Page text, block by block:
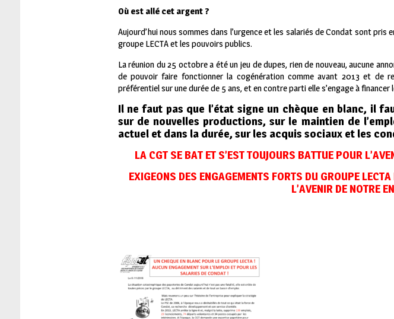
Où est allé cet argent ?
Aujourd’hui nous sommes dans l’urgence et les salariés de Condat sont pris
groupe LECTA et les pouvoirs publics.
La réunion du 25 octobre a été un jeu de dupes, rien de nouveau, aucune
de pouvoir faire fonctionner la cogénération comme avant 2013 et de
préférentiel sur une durée de 5 ans, et en contre parti elle s’engage à financer
Il ne faut pas que l’état signe un chèque en blanc, il
sur de nouvelles productions, sur le maintien de
actuel et dans la durée, sur les acquis sociaux et les
LA CGT SE BAT ET S’EST TOUJOURS BATTUE POUR
EXIGEONS DES ENGAGEMENTS FORTS DU GROUPE
L’AVENIR DE NOTRE